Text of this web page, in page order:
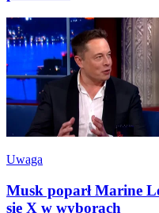
Uwaga
Musk poparł Marine
się X w wyborach